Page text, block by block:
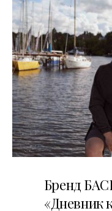
Бренд
«Дневник